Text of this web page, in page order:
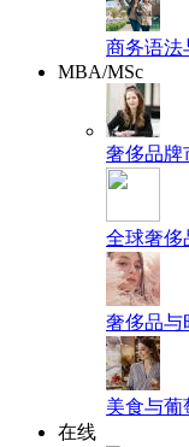
商务语法
MBA/MSc
奢侈品牌
全球奢侈
奢侈品与
美食与葡
在线